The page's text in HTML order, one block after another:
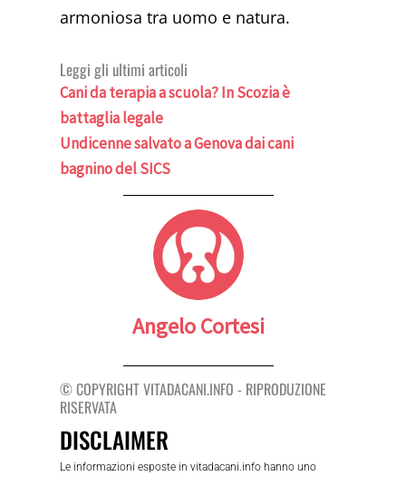
armoniosa tra uomo e natura.
Leggi gli ultimi articoli
Cani da terapia a scuola? In Scozia è
battaglia legale
Undicenne salvato a Genova dai cani
bagnino del SICS
Angelo Cortesi
© COPYRIGHT VITADACANI.INFO - RIPRODUZIONE
RISERVATA
DISCLAIMER
Le informazioni esposte in vitadacani.info hanno uno